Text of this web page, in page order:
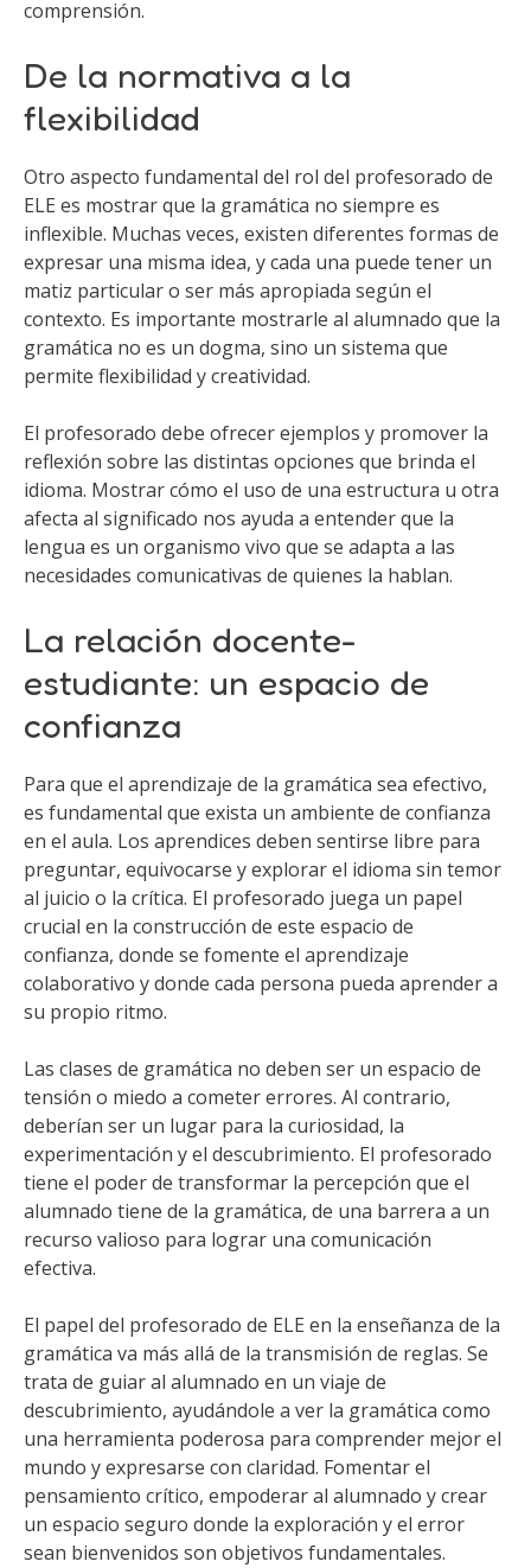
comprensión.
De la normativa a la
flexibilidad
Otro aspecto fundamental del rol del profesorado de
ELE es mostrar que la gramática no siempre es
inflexible. Muchas veces, existen diferentes formas de
expresar una misma idea, y cada una puede tener un
matiz particular o ser más apropiada según el
contexto. Es importante mostrarle al alumnado que la
gramática no es un dogma, sino un sistema que
permite flexibilidad y creatividad.
El profesorado debe ofrecer ejemplos y promover la
reflexión sobre las distintas opciones que brinda el
idioma. Mostrar cómo el uso de una estructura u otra
afecta al significado nos ayuda a entender que la
lengua es un organismo vivo que se adapta a las
necesidades comunicativas de quienes la hablan.
La relación docente-
estudiante: un espacio de
confianza
Para que el aprendizaje de la gramática sea efectivo,
es fundamental que exista un ambiente de confianza
en el aula. Los aprendices deben sentirse libre para
preguntar, equivocarse y explorar el idioma sin temor
al juicio o la crítica. El profesorado juega un papel
crucial en la construcción de este espacio de
confianza, donde se fomente el aprendizaje
colaborativo y donde cada persona pueda aprender a
su propio ritmo.
Las clases de gramática no deben ser un espacio de
tensión o miedo a cometer errores. Al contrario,
deberían ser un lugar para la curiosidad, la
experimentación y el descubrimiento. El profesorado
tiene el poder de transformar la percepción que el
alumnado tiene de la gramática, de una barrera a un
recurso valioso para lograr una comunicación
efectiva.
El papel del profesorado de ELE en la enseñanza de la
gramática va más allá de la transmisión de reglas. Se
trata de guiar al alumnado en un viaje de
descubrimiento, ayudándole a ver la gramática como
una herramienta poderosa para comprender mejor el
mundo y expresarse con claridad. Fomentar el
pensamiento crítico, empoderar al alumnado y crear
un espacio seguro donde la exploración y el error
sean bienvenidos son objetivos fundamentales.